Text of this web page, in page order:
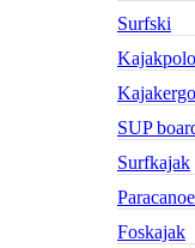
Surfski
Kajakpolo
SUP
Surfkajak
Paracanoe
Foskajak